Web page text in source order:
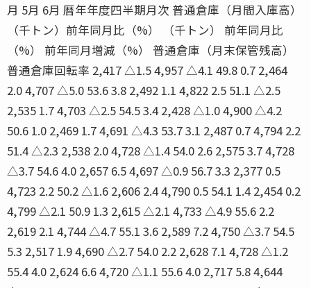
月 5月 6月 暦年年度四半期月次 普通倉庫（月間入庫高）
（千トン）前年同月比（%） （千トン） 前年同月比
（%） 前年同月増減（%） 普通倉庫（月末保管残高）
普通倉庫回転率 2,417 △1.5 4,957 △4.1 49.8 0.7 2,464
2.0 4,707 △5.0 53.6 3.8 2,492 1.1 4,822 2.5 51.1 △2.5
2,535 1.7 4,703 △2.5 54.5 3.4 2,428 △1.0 4,900 △4.2
50.6 1.0 2,469 1.7 4,691 △4.3 53.7 3.1 2,487 0.7 4,794 2.2
51.4 △2.3 2,538 2.0 4,728 △1.4 54.0 2.6 2,575 3.7 4,728
△3.7 54.6 4.0 2,657 6.5 4,697 △0.9 56.7 3.3 2,377 0.5
4,723 2.2 50.2 △1.6 2,606 2.4 4,790 0.5 54.1 1.4 2,454 0.2
4,799 △2.1 50.9 1.3 2,615 △2.1 4,733 △4.9 55.6 2.2
2,619 2.1 4,744 △4.7 55.1 3.6 2,589 7.2 4,750 △3.7 54.5
5.3 2,517 1.9 4,690 △2.7 54.0 2.2 2,628 7.1 4,728 △1.2
55.4 4.0 2,624 6.6 4,720 △1.1 55.6 4.0 2,717 5.8 4,644